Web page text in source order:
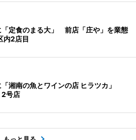
「定食のまる大」 前店「庄や」を業態
内2店目
湘南の魚とワインの店 ヒラツカ」
2号店